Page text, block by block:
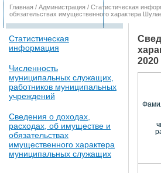
Обращения граждан
Главная / Администрация / Статистическая
обязательствах имущественного характера
Статистическая
информация
Численность
муниципальных служащих,
работников муниципальных
учреждений
Сведения о доходах,
расходах, об имуществе и
обязательствах
имущественного характера
муниципальных служащих
2020